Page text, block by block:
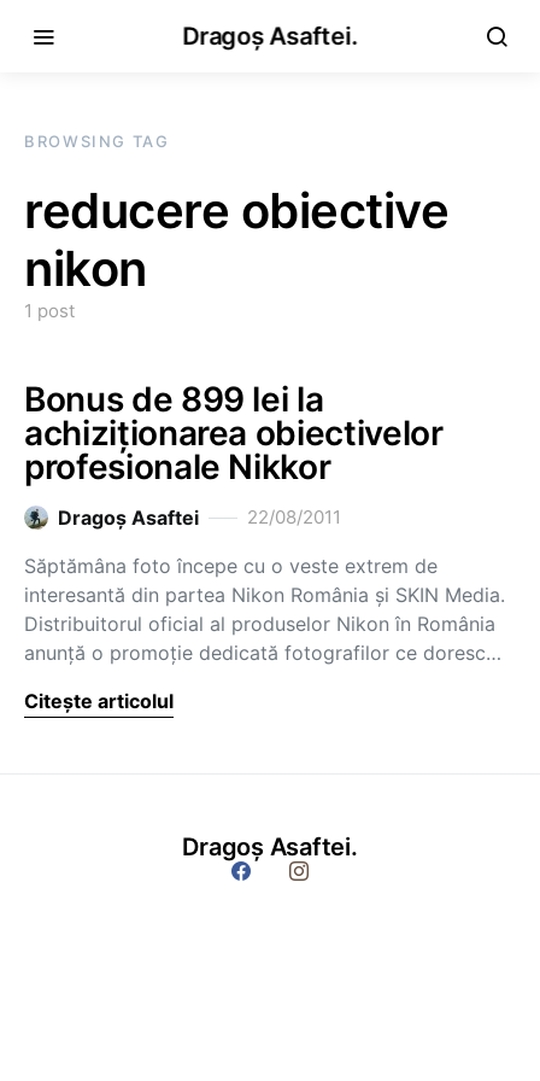
Dragoș Asaftei.
BROWSING TAG
reducere obiective
nikon
1 post
Bonus de 899 lei la
achiziționarea obiectivelor
profesionale Nikkor
Dragoş Asaftei 22/08/2011
Săptămâna foto începe cu o veste extrem de
interesantă din partea Nikon România și SKIN Media.
Distribuitorul oficial al produselor Nikon în România
anunță o promoție dedicată fotografilor ce doresc…
Citește articolul
Dragoș Asaftei.